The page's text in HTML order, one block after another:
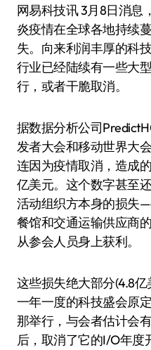
网易科技讯 3月8日消息，据国外媒体报道，新冠肺
炎疫情在全球各地持续
失。向来利润丰厚的科
行业已经陆续有一些大
行，或者干脆取消。
据数据分析公司
发者大会和移动世界大
连因为疫情取消，造成
亿美元。这个数字甚至
活动组织方本身的损失
餐馆和交通运输供应商
从参会人员身上获利。
这些损失绝大部分(4.8
一年一度的科技盛会原
那举行，与会者估计会
后，取消了它的I/O年度